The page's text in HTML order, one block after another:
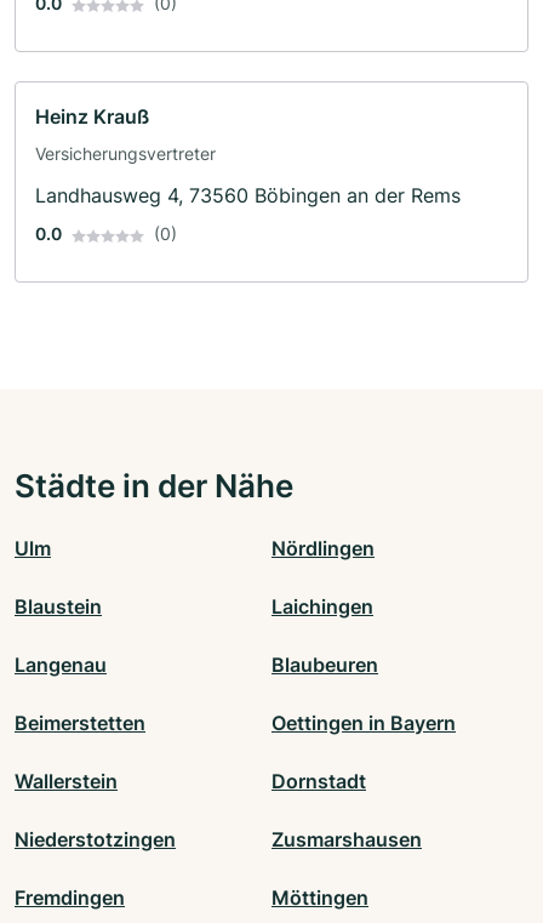
Heinz Krauß
Versicherungsvertreter
Landhausweg 4, 73560 Böbingen an der Rems
0.0 (0)
Städte in der Nähe
Ulm Nördlingen
Blaustein Laichingen
Langenau Blaubeuren
Beimerstetten Oettingen in Bayern
Wallerstein Dornstadt
Niederstotzingen Zusmarshausen
Fremdingen Möttingen